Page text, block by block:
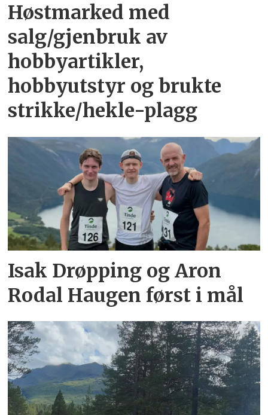
Høstmarked med
salg/gjenbruk av
hobbyartikler,
hobbyutstyr og brukte
strikke/hekle-plagg
Isak Drøpping og Aron
Rodal Haugen først i mål